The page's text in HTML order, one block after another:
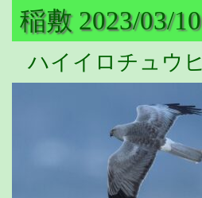
稲敷 2023/03/10
ハイイロチュウヒ